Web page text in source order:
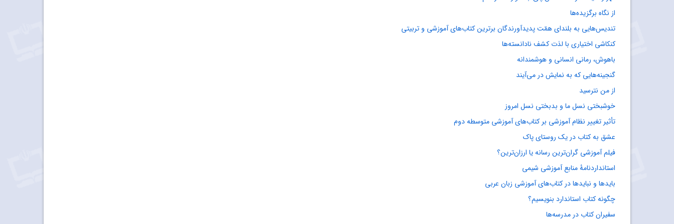
از نگاه برگزیده‌ها
تندیس‌هایی به بلندای همّت پدیدآورندگان برترین کتاب‌های آموزشی و تربیتی
کنکاشی اختیاری با لذت کشف نادانسته‌ها
باهوش، رمانی انسانی و هوشمندانه
گنجینه‌هایی که به نمایش در می‌آیند
از من نترسید
خوشبختی نسل ما و بدبختی نسل امروز
تأثیر تغییر نظام آموزشی بر کتاب‌های آموزشی متوسطه دوم
عشق به کتاب در یک روستای پاک
فیلم آموزشی گران‌ترین رسانه یا ارزان‌ترین؟
استانداردنامۀ منابع آموزشی شیمی
بایدها و نبایدها در کتاب‌های آموزشی زبان عربی
چگونه کتاب استاندارد بنویسیم؟
سفیران کتاب در مدرسه‌ها